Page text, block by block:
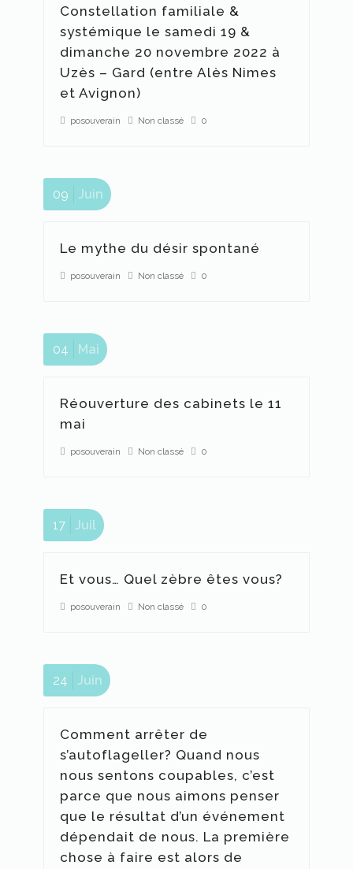
Constellation familiale &
systémique le samedi 19 &
dimanche 20 novembre 2022 à
Uzès – Gard (entre Alès Nimes
et Avignon)
posouverain Non classé 0
Le mythe du désir spontané
posouverain Non classé 0
09 Juin
Réouverture des cabinets le 11
mai
posouverain Non classé 0
04 Mai
Et vous… Quel zèbre êtes vous?
posouverain Non classé 0
17 Juil
Comment arrêter de
s’autoflageller? Quand nous
nous sentons coupables, c’est
parce que nous aimons penser
que le résultat d’un événement
dépendait de nous. La première
chose à faire est alors de
24 Juin